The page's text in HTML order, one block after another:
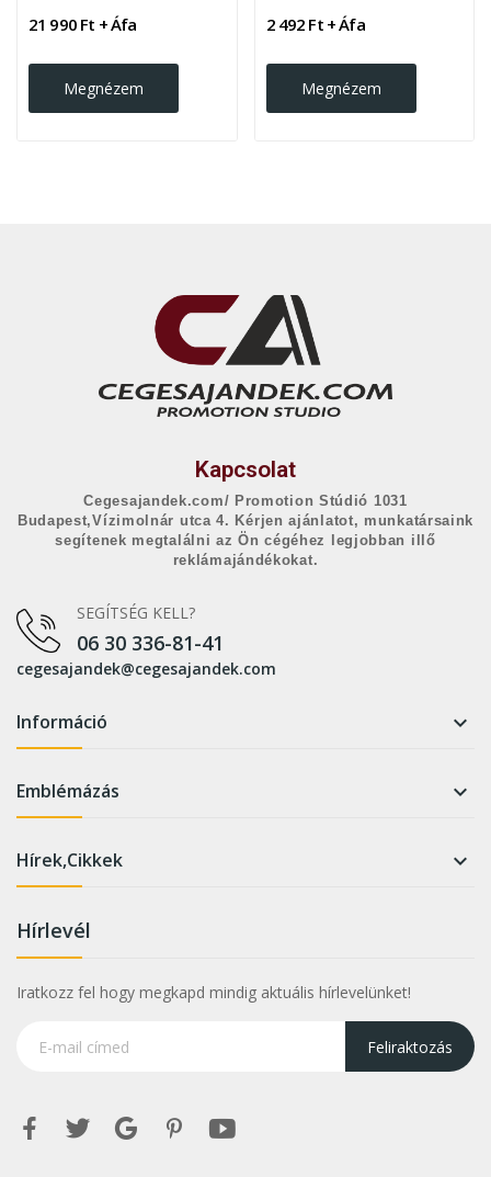
21 990 Ft + Áfa
Megnézem
2 492 Ft + Áfa
Megnézem
Kapcsolat
Cegesajandek.com/ Promotion Stúdió 1031
Budapest,Vízimolnár utca 4. Kérjen ajánlatot, munkatársaink
segítenek megtalálni az Ön cégéhez legjobban illő
reklámajándékokat.
SEGÍTSÉG KELL?
06 30 336-81-41
cegesajandek@cegesajandek.com
Információ 
Emblémázás 
Hírek,Cikkek 
Hírlevél
Iratkozz fel hogy megkapd mindig aktuális hírlevelünket!
Feliraktozás